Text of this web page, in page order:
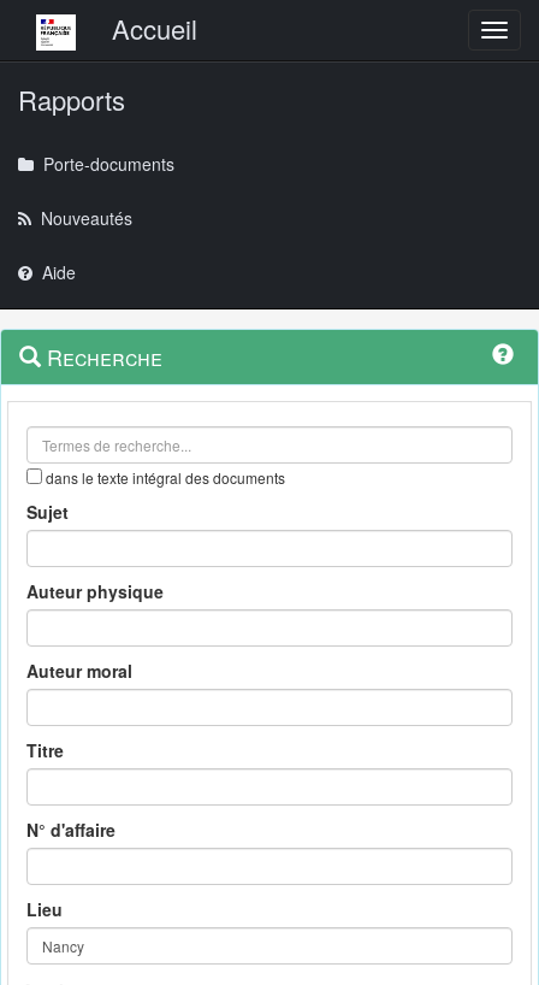
Menu principalAccueil
Rapports
Porte-documents
Nouveautés
Aide
Navigation
outils
Menu
contextuel
Recherche
dans le texte intégral des documents
Sujet
Auteur physique
Auteur moral
Titre
N° d'affaire
Lieu